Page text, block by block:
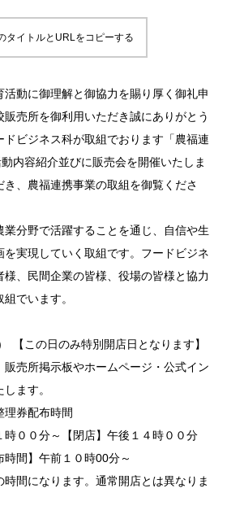
タイトルとURLをコピーする
動に御理解と御協力を賜り厚く御礼申
販売所を御利用いただき誠にありがとう
ドビジネス科が取組でおります「農福連
内容紹介並びに販売会を開催いたしま
、農福連携事業の取組を御覧くださ
業分野で活躍することを通じ、自信や生
を実現していく取組です。フードビジネ
様、民間企業の皆様、役場の皆様と協力
でいます。
の日のみ特別開店日となります】
掲示板やホームページ・公式イン
ます。
理券配布時間
０分～【閉店】午後１４時００分
】午前１０時00分～
なります。通常開店とは異なりま